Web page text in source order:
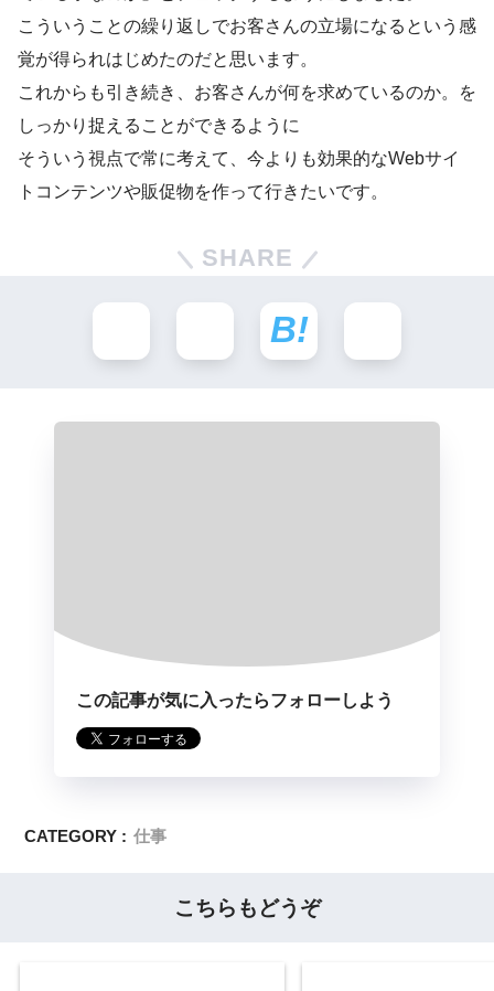
こういうことの繰り返しでお客さんの立場になるという感
覚が得られはじめたのだと思います。
これからも引き続き、お客さんが何を求めているのか。を
しっかり捉えることができるように
そういう視点で常に考えて、今よりも効果的なWebサイ
トコンテンツや販促物を作って行きたいです。
SHARE
この記事が気に入ったらフォローしよう
CATEGORY : 仕事
こちらもどうぞ